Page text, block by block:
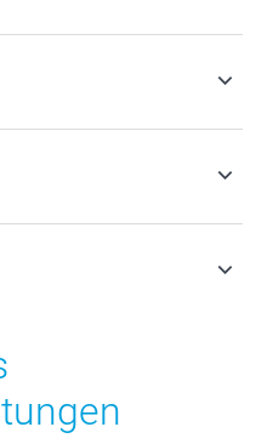
Franken (CHF) inkl.